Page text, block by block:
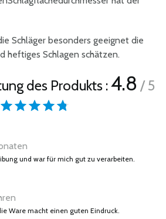
Schläger besonders geeignet die
heftiges Schlagen schätzen.
des Produkts :4.8 / 5
und war für mich gut zu verarbeiten.
Ware macht einen guten Eindruck.